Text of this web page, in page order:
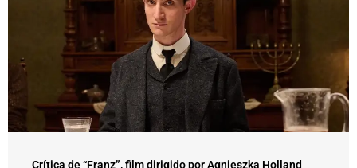
Crítica de “Franz”, film dirigido por Agnieszka Holland